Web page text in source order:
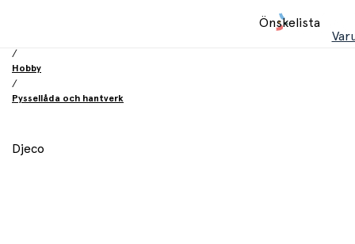
Önskelista
/
Hobby
/
Pyssellåda och hantverk
Djeco